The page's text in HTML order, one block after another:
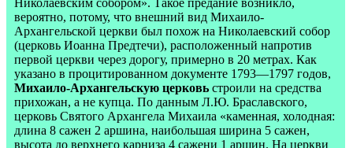
вероятно, потому, что внешний вид Михаило-
Архангельской церкви был похож на Николаевский собор
(церковь Иоанна Предтечи), расположенный напротив
первой церкви через дорогу, примерно в 20 метрах. Как
указано в процитированном документе 1793—1797 годов,
Михаило-Архангельскую церковь строили на средства
прихожан, а не купца. По данным Л.Ю. Браславского,
церковь Святого Архангела Михаила «каменная, холодная:
длина 8 сажен 2 аршина, наибольшая ширина 5 сажен,
высота до верхнего карниза 4 сажени 1 аршин. На церкви